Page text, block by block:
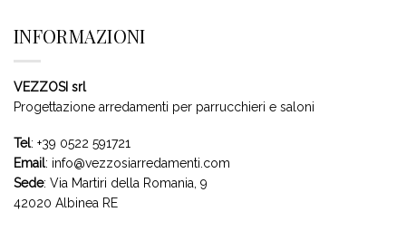
INFORMAZIONI
VEZZOSI srl
Progettazione arredamenti per parrucchieri e saloni
Tel: +39 0522 591721
Email: info@vezzosiarredamenti.com
Sede: Via Martiri della Romania, 9
42020 Albinea RE